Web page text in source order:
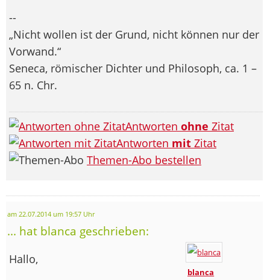
--
„Nicht wollen ist der Grund, nicht können nur der
Vorwand.“
Seneca, römischer Dichter und Philosoph, ca. 1 –
65 n. Chr.
Antworten ohne Zitat
Antworten mit Zitat
Themen-Abo bestellen
am 22.07.2014 um 19:57 Uhr
... hat blanca geschrieben:
blanca
Hallo,